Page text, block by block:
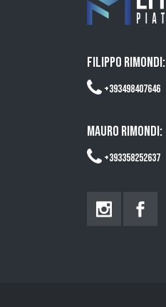
FILIPPO RIMONDI:
+393498407646
MAURO RIMONDI:
+393358252637